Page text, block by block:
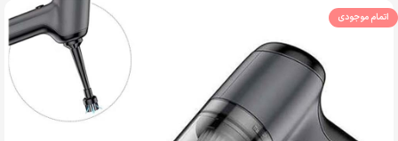
اتمام موجودی